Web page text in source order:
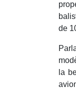
de
la